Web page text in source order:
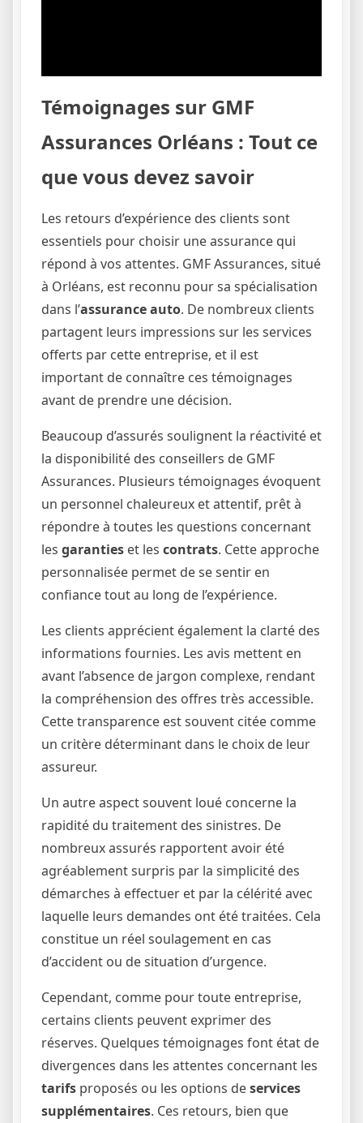
Témoignages sur GMF
Assurances Orléans : Tout ce
que vous devez savoir
Les retours d’expérience des clients sont
essentiels pour choisir une assurance qui
répond à vos attentes. GMF Assurances, situé
à Orléans, est reconnu pour sa spécialisation
dans l’assurance auto. De nombreux clients
partagent leurs impressions sur les services
offerts par cette entreprise, et il est
important de connaître ces témoignages
avant de prendre une décision.
Beaucoup d’assurés soulignent la réactivité et
la disponibilité des conseillers de GMF
Assurances. Plusieurs témoignages évoquent
un personnel chaleureux et attentif, prêt à
répondre à toutes les questions concernant
les garanties et les contrats. Cette approche
personnalisée permet de se sentir en
confiance tout au long de l’expérience.
Les clients apprécient également la clarté des
informations fournies. Les avis mettent en
avant l’absence de jargon complexe, rendant
la compréhension des offres très accessible.
Cette transparence est souvent citée comme
un critère déterminant dans le choix de leur
assureur.
Un autre aspect souvent loué concerne la
rapidité du traitement des sinistres. De
nombreux assurés rapportent avoir été
agréablement surpris par la simplicité des
démarches à effectuer et par la célérité avec
laquelle leurs demandes ont été traitées. Cela
constitue un réel soulagement en cas
d’accident ou de situation d’urgence.
Cependant, comme pour toute entreprise,
certains clients peuvent exprimer des
réserves. Quelques témoignages font état de
divergences dans les attentes concernant les
tarifs proposés ou les options deservices
supplémentaires. Ces retours, bien que